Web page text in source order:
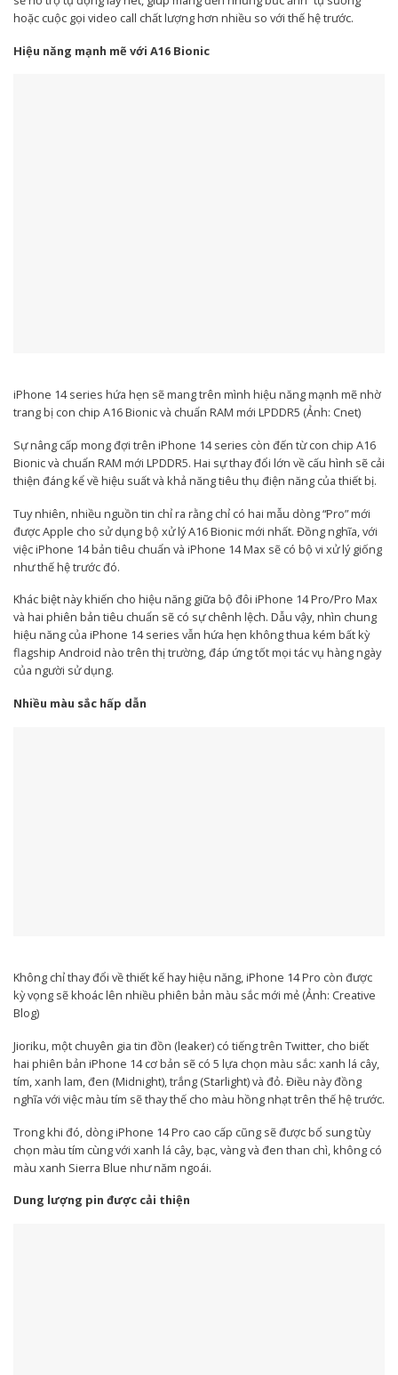
hoặc cuộc gọi video call chất lượng hơn nhiều so với thế hệ trước.
Hiệu năng mạnh mẽ với A16 Bionic
iPhone 14 series hứa hẹn sẽ mang trên mình hiệu năng mạnh mẽ nhờ
trang bị con chip A16 Bionic và chuẩn RAM mới LPDDR5 (Ảnh: Cnet)
Sự nâng cấp mong đợi trên iPhone 14 series còn đến từ con chip A16
Bionic và chuẩn RAM mới LPDDR5. Hai sự thay đổi lớn về cấu hình sẽ cải
thiện đáng kể về hiệu suất và khả năng tiêu thụ điện năng của thiết bị.
Tuy nhiên, nhiều nguồn tin chỉ ra rằng chỉ có hai mẫu dòng “Pro” mới
được Apple cho sử dụng bộ xử lý A16 Bionic mới nhất. Đồng nghĩa, với
việc iPhone 14 bản tiêu chuẩn và iPhone 14 Max sẽ có bộ vi xử lý giống
như thế hệ trước đó.
Khác biệt này khiến cho hiệu năng giữa bộ đôi iPhone 14 Pro/Pro Max
và hai phiên bản tiêu chuẩn sẽ có sự chênh lệch. Dẫu vậy, nhìn chung
hiệu năng của iPhone 14 series vẫn hứa hẹn không thua kém bất kỳ
flagship Android nào trên thị trường, đáp ứng tốt mọi tác vụ hàng ngày
của người sử dụng.
Nhiều màu sắc hấp dẫn
Không chỉ thay đổi về thiết kế hay hiệu năng, iPhone 14 Pro còn được
kỳ vọng sẽ khoác lên nhiều phiên bản màu sắc mới mẻ (Ảnh: Creative
Blog)
Jioriku, một chuyên gia tin đồn (leaker) có tiếng trên Twitter, cho biết
hai phiên bản iPhone 14 cơ bản sẽ có 5 lựa chọn màu sắc: xanh lá cây,
tím, xanh lam, đen (Midnight), trắng (Starlight) và đỏ. Điều này đồng
nghĩa với việc màu tím sẽ thay thế cho màu hồng nhạt trên thế hệ trước.
Trong khi đó, dòng iPhone 14 Pro cao cấp cũng sẽ được bổ sung tùy
chọn màu tím cùng với xanh lá cây, bạc, vàng và đen than chì, không có
màu xanh Sierra Blue như năm ngoái.
Dung lượng pin được cải thiện